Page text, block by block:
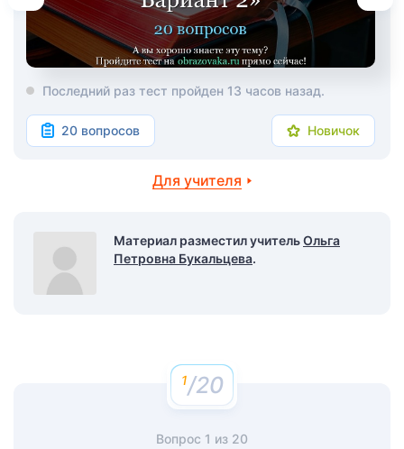
Последний раз тест пройден 13 часов назад.
20 вопросов Новичок
Для учителя
Материал разместил учительОльга
Петровна Букальцева.
/20
Вопрос 1 из 20